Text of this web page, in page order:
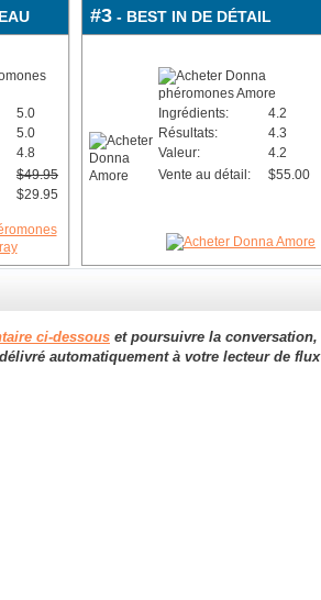
5.0
5.0
4.8
$49.95
$29.95
#3 - BEST IN DE DÉTAIL
Ingrédients:
4.2
Résultats:
4.3
Valeur:
4.2
Vente au détail:
$55.00
ci-dessous et poursuivre la conversation,
automatiquement à votre lecteur de flux